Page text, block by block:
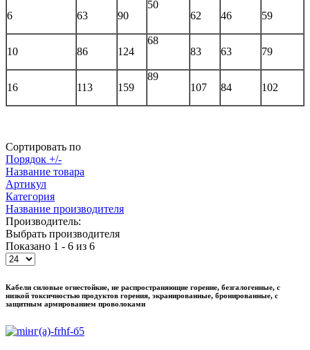
6 63 90
50
62
46 59
10 86 124
68
83
63 79
16 113 159
89
107
84 102
Сортировать по
Порядок +/-
Название товара
Артикул
Категория
Название производителя
Производитель:
Выбрать производителя
Показано 1 - 6 из 6
Кабели силовые огнестойкие, не распространяющие горение, безгалогенные, с
низкой токсичностью продуктов горения, экранированные, бронированные, с
защитным армированием проволоками